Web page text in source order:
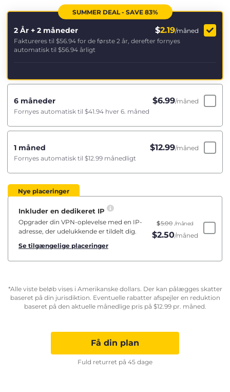
SUMMER DEAL - SAVE 83%
2 År + 2 måneder $2.19/måned
Faktureres til $56.94 for de første 2 år, derefter fornyes
automatisk til $56.94 årligt
6 måneder $6.99/måned
Fornyes automatisk til $41.94 hver 6. måned
1 måned $12.99/måned
Fornyes automatisk til $12.99 månedligt
Nye placeringer
Inkluder en dedikeret IP
Opgrader din VPN-oplevelse med en IP-
adresse, der udelukkende er tildelt dig.
Se tilgængelige placeringer
$5.00 /måned
$2.50/måned
*Alle viste beløb vises i Amerikanske dollars. Der kan pålægges skatter
baseret på din jurisdiktion. Eventuelle rabatter afspejler en reduktion
baseret på den aktuelle månedlige pris på $12.99pr. måned.
Få din plan
Fuld returret på 45 dage